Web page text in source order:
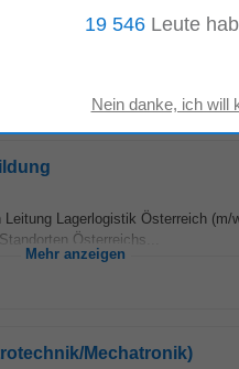
• Gute Englischkenntnisse. •
und fachlicher Weiterbildung (z.
Lagerlogistik Österreich
Österreichs...
Mehr anzeigen
Mechatronik)
19 546 Leute